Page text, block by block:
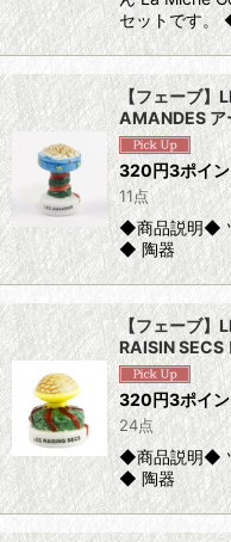
セットです。
【フェーブ】
AMANDES ア
320円3ポイ
11点
◆商品説明◆
◆ 陶器
【フェーブ】
RAISIN SECS
320円3ポイ
24点
◆商品説明◆
◆ 陶器